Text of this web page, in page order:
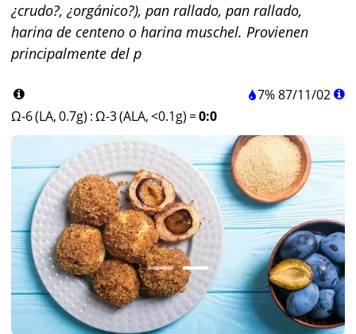
¿crudo?, ¿orgánico?), pan rallado, pan rallado,
harina de centeno o harina muschel. Provienen
principalmente del p
7%87/11/02
Ω-6 (LA, 0.7g) :Ω-3 (ALA, <0.1g) =0:0